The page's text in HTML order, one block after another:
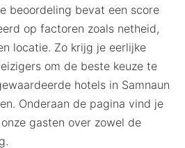
beoordeling bevat een score
op factoren zoals netheid,
locatie. Zo krijg je eerlijke
om de beste keuze te
hotels in Samnaun
Onderaan de pagina vind je
gasten over zowel de